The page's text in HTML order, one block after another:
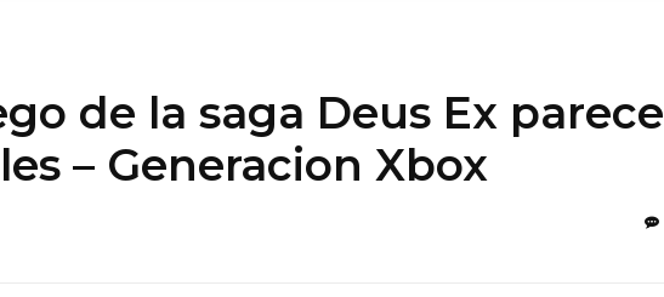
de la saga Deus Ex parece
– Generacion Xbox